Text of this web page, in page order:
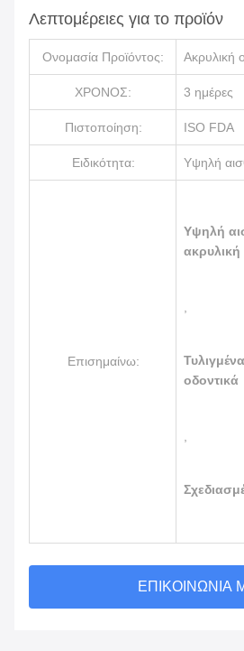
Λεπτομέρειες για το προϊόν
Ονομασία Προϊόντος: Ακρυλική
ΧΡΟΝΟΣ: 3 ημέρες
Πιστοποίηση: ISO FDA
Ειδικότητα: Υψηλή
Επισημαίνω:
Υψηλή
ακρυλική
οδοντικά